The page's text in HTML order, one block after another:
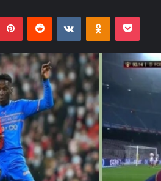
PinterestReddit VKontakteOdnoklassniki
Pocket